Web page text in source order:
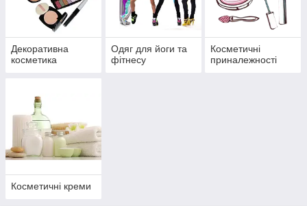
Декоративна
косметика
Одяг для йоги та
фітнесу
Косметичні
приналежності
Косметичні креми